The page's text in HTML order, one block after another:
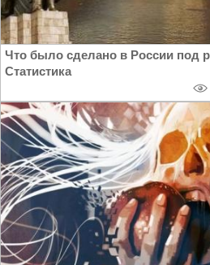
Что было сделано в России под
Статистика